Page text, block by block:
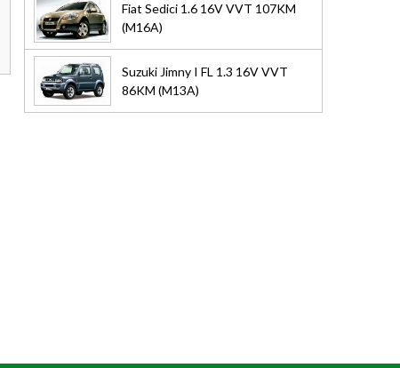
Fiat Sedici 1.6 16V VVT 107KM
(M16A)
Suzuki Jimny I FL 1.3 16V VVT
86KM (M13A)